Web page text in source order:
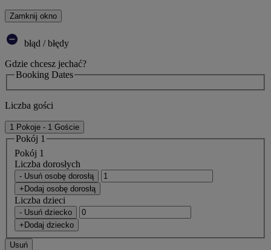
Zamknij okno
błąd / błędy
Gdzie chcesz jechać?
Booking Dates
Liczba gości
1 Pokoje - 1 Goście
Pokój 1
Pokój 1
Liczba dorosłych
- Usuń osobę dorosłą
+Dodaj osobę dorosłą
Liczba dzieci
- Usuń dziecko
+Dodaj dziecko
Usuń